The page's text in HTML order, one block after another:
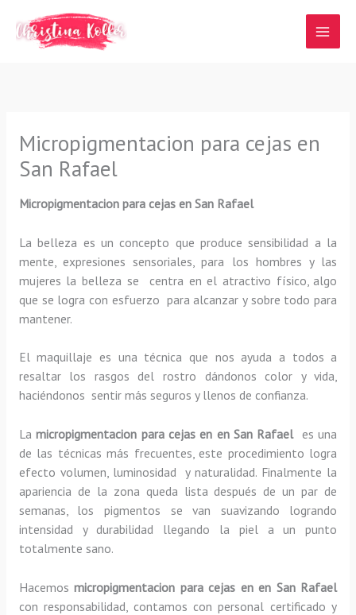
contenido
Micropigmentacion para cejas en
San Rafael
Micropigmentacion para cejas en San Rafael
La belleza es un concepto que produce sensibilidad a la
mente, expresiones sensoriales, para los hombres y las
mujeres la belleza se centra en el atractivo físico, algo
que se logra con esfuerzo para alcanzar y sobre todo para
mantener.
El maquillaje es una técnica que nos ayuda a todos a
resaltar los rasgos del rostro dándonos color y vida,
haciéndonos sentir más seguros y llenos de confianza.
Lamicropigmentacion para cejas en en San Rafael es una
de las técnicas más frecuentes, este procedimiento logra
efecto volumen, luminosidad y naturalidad. Finalmente la
apariencia de la zona queda lista después de un par de
semanas, los pigmentos se van suavizando logrando
intensidad y durabilidad llegando la piel a un punto
totalmente sano.
Hacemosmicropigmentacion para cejas en en San Rafael
con responsabilidad, contamos con personal certificado y